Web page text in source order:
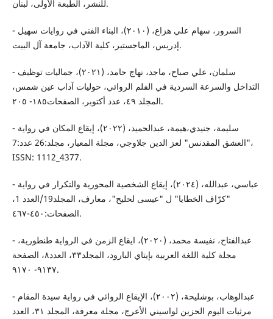
للنشر، الطبعة الأولى، لبنان.
- السرور، سهام علي هزاع، (٢٠١٠)، البناء الفني في روايات سهيل
إدريس، الماجستير، كلية الآداب، جامعة آل البيت.
- سلمان، علي صباح، ماجد، نهاج حامد، (٢٠٢١)، جماليات توظيف
التداخل والسرعة السردية في الفلم الروائي، حوليات آداب عين شمس،
المجلد ٤٩، عدد أكتوبر، الصفحات١٨٥- ٢٠٥.
- سليمة، جنيدي،هيمة، عبدالحميد، (٢٠٢٢)، إيقاع المكان في رواية
"العشق المقدنس" لعز الدين جلاوجي، مجلة المعيار، مجلد:26 عدد:7،
ISSN: 1112_4377.
- عباسي، عبدالله، (٢٠٢٤)، إيقاع الشخصية المحورية والتكرار في رواية
"كرّاف الخطايا" ل "عيسى لحليح"، معارف، المجلد19/العدد 1،
الصفحات:٤٥٠-٤٦٧.
- عبدالفتاح، نفیسة محمد، (٢٠٢٠)، ایقاع الزمن في الروایة طنطوریة،
مجلة كلية اللغة العربية بإيتاي البارود، المجلد۳۳، العدد٨، الصفحة
٩١٣٧- ٩١٧٠.
- عبدالوهاب، بوشليحة، (٢٠٠٢)، الإيقاع الروائي في رواية سيدة المقام
مرثيات اليوم الحزين لواسيني الأعرج، مجلة معرفة، المجلد ٣١، العدد